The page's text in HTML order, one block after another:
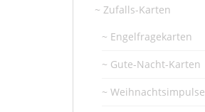
~ Zufalls-Karten
~ Engelfragekarten
~ Gute-Nacht-Karten
~ Weihnachtsimpulse